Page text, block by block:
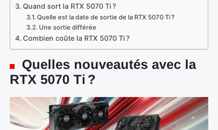
Quand sort la RTX 5070 Ti ?
Quelle est la date de sortie de la RTX 5070 Ti ?
Une sortie différée
Combien coûte la RTX 5070 Ti ?
Quelles nouveautés avec la
RTX 5070 Ti ?